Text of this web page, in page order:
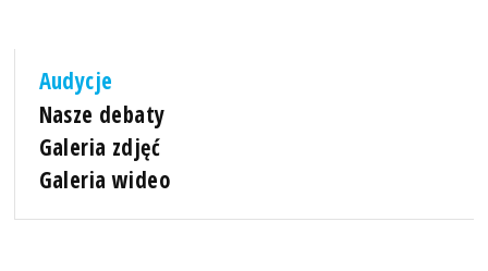
Audycje
Nasze debaty
Galeria zdjęć
Galeria wideo